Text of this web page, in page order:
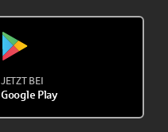
JETZT BEI
Google Play